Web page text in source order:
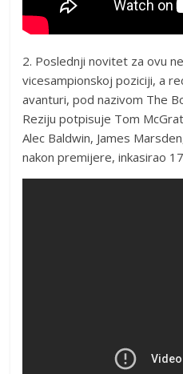
2. Poslednji novitet za ovu
vicesampionskoj poziciji, a
avanturi, pod nazivom The
Reziju potpisuje Tom
Alec Baldwin, James
nakon premijere, inkasirao